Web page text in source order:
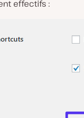
effectifs :